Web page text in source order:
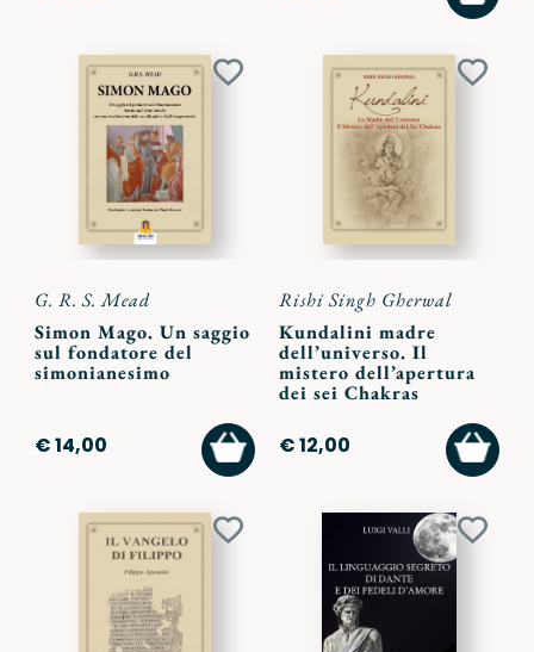
Aggiungi
G. R. S. Mead
Simon Mago. Un saggio
sul fondatore del
simonianesimo
€ 14,00
AGGIUNGI
AL
CARRELLO
Rishi Singh Gherwal
Kundalini madre
dell’universo. Il
mistero dell’apertura
dei sei Chakras
€ 12,00
AL
Aggiungi